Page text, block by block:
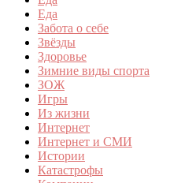
Еда
Забота о себе
Звёзды
Здоровье
Зимние виды спорта
ЗОЖ
Игры
Из жизни
Интернет
Интернет и СМИ
Истории
Катастрофы